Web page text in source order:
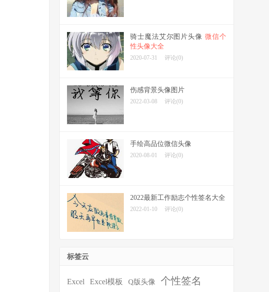
骑士魔法艾尔图片头像 微信个
性头像大全
2020-07-31 评论(0)
伤感背景头像图片
2022-03-08 评论(0)
手绘高品位微信头像
2020-08-01 评论(0)
2022最新工作励志个性签名大全
2022-01-10 评论(0)
标签云
Excel Excel模板 Q版头像 个性签名